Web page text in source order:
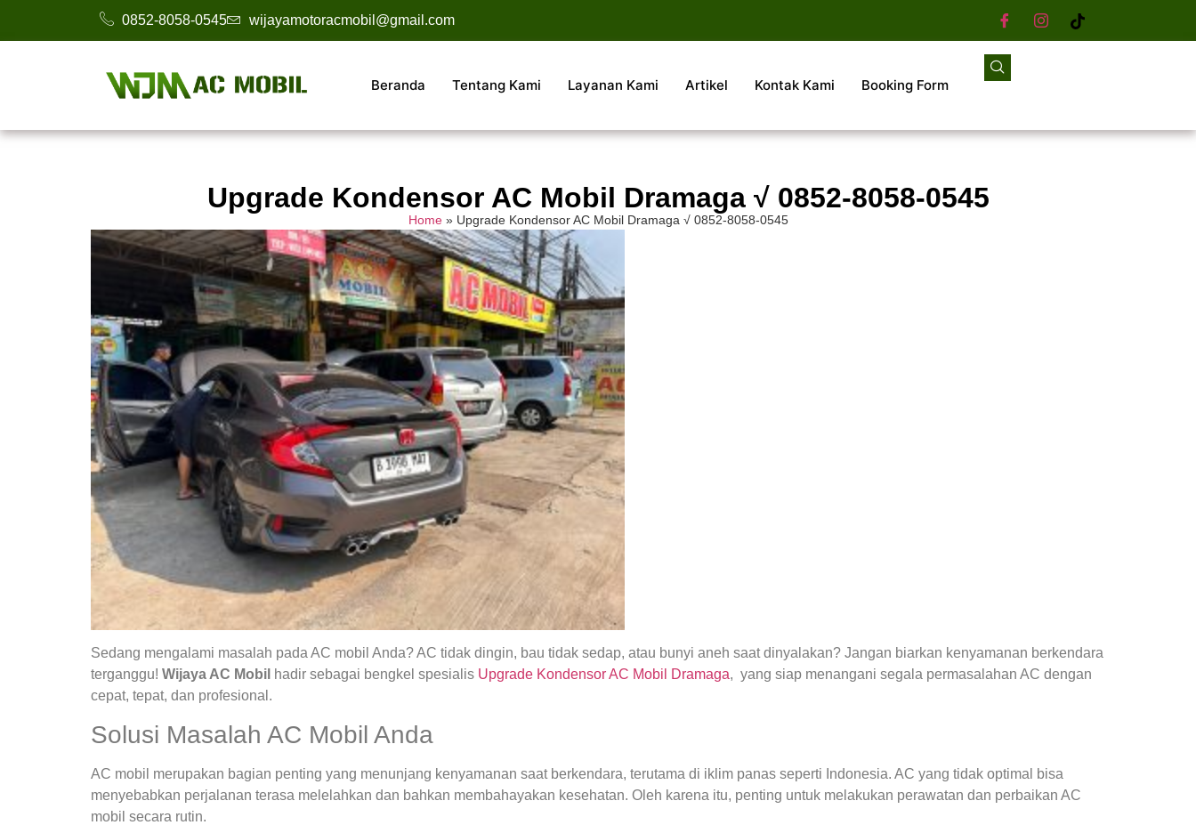
0852-8058-0545 wijayamotoracmobil@gmail.com
Beranda Tentang Kami Layanan Kami Artikel Kontak Kami Booking Form
Upgrade Kondensor AC Mobil Dramaga √ 0852-8058-0545
Home» Upgrade Kondensor AC Mobil Dramaga √ 0852-8058-0545
Sedang mengalami masalah pada AC mobil Anda? AC tidak dingin, bau tidak sedap, atau bunyi aneh saat dinyalakan? Jangan biarkan kenyamanan berkendara
terganggu! Wijaya AC Mobil hadir sebagai bengkel spesialis Upgrade Kondensor AC Mobil Dramaga, yang siap menangani segala permasalahan AC dengan
cepat, tepat, dan profesional.
Solusi Masalah AC Mobil Anda
AC mobil merupakan bagian penting yang menunjang kenyamanan saat berkendara, terutama di iklim panas seperti Indonesia. AC yang tidak optimal bisa
menyebabkan perjalanan terasa melelahkan dan bahkan membahayakan kesehatan. Oleh karena itu, penting untuk melakukan perawatan dan perbaikan AC
mobil secara rutin.